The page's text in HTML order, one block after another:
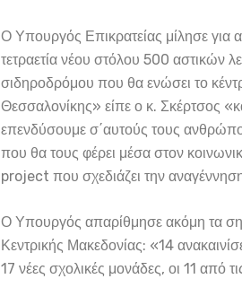
Ο Υπουργός Επικρατείας μίλησε για
τετραετία νέου στόλου 500 αστικών
σιδηροδρόμου που θα ενώσει το
Θεσσαλονίκης» είπε ο κ. Σκέρτσος
επενδύσουμε σ΄αυτούς τους
που θα τους φέρει μέσα στον
project που σχεδιάζει την
Ο Υπουργός απαρίθμησε ακόμη τα
Κεντρικής Μακεδονίας: «14
17 νέες σχολικές μονάδες, οι 11 από